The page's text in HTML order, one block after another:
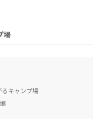
場
キャンプ場